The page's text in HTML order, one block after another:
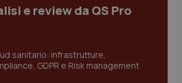
e review da QS Pro
sanitario: infrastrutture,
GDPR e Risk management
contribuiscono a rendere fruibile il
funzionalità di base quali la
correttamente senza questi cookie.
Fornitore/Dominio